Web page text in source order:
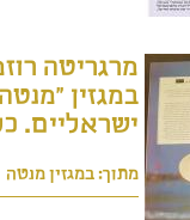
מרגריטה
במגזין
ישראליים.
מתוך: במגזין מנטה